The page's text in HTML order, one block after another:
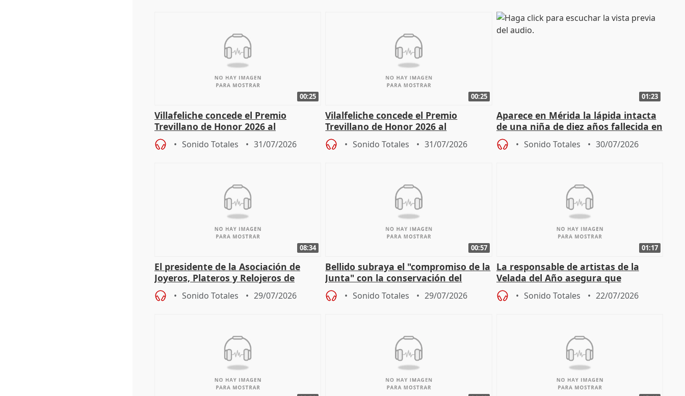
00:25
Villafeliche concede el Premio
Trevillano de Honor 2026 al
periodista Xabier Fortes
Sonido Totales 31/07/2026
00:25
Vilalfeliche concede el Premio
Trevillano de Honor 2026 al
periodista Xabier Fortes
Sonido Totales 31/07/2026
01:23
Aparece en Mérida la lápida intacta
de una niña de diez años fallecida en
el año 519 d.C.
Sonido Totales 30/07/2026
08:34
El presidente de la Asociación de
Joyeros, Plateros y Relojeros de
Córdoba celebra la IGP
Sonido Totales 29/07/2026
00:57
Bellido subraya el "compromiso de la
Junta" con la conservación del
patrimonio en Córdoba
Sonido Totales 29/07/2026
01:17
La responsable de artistas de la
Velada del Año asegura que
"Andalucía está muy presente" en la
cita
Sonido Totales 22/07/2026